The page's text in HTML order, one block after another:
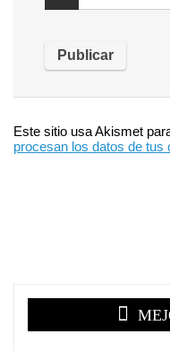
Este sitio usa Akismet
procesan los datos de tus